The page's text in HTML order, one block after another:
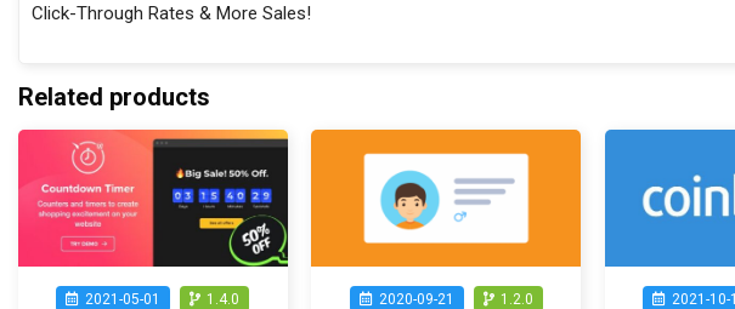
Click-Through Rates & More Sales!
Related products
2021-05-01 1.4.0 2020-09-21 1.2.0 2021-10-